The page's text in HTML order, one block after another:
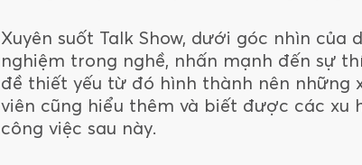
Xuyên suốt Talk Show, dưới góc nhìn
nghiệm trong nghề, nhấn mạnh đến sự
đề thiết yếu từ đó hình thành nên những
viên cũng hiểu thêm và biết được các
công việc sau này.